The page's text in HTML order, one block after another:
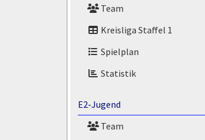
Team
Kreisliga Staffel 1
Spielplan
Statistik
E2-Jugend
Team